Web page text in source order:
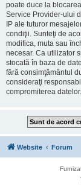
poate duce la
Service Provider-ului
IP ale tuturor
condiţii. Sunteţi de
modifica, muta sau
necesar. Ca utilizator
stocată în baza de
fără consimţământul
consideraţi
compromiterea datelor.
Website Forum